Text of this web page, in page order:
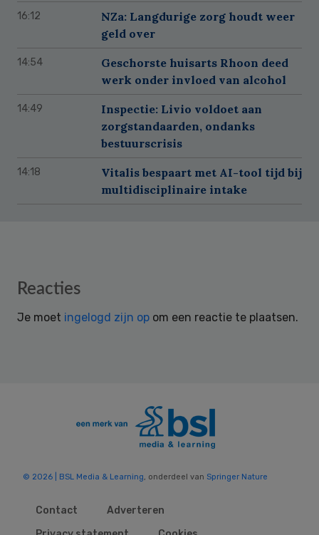
16:12
NZa: Langdurige zorg houdt weer
geld over
14:54
Geschorste huisarts Rhoon deed
werk onder invloed van alcohol
14:49
Inspectie: Livio voldoet aan
zorgstandaarden, ondanks
bestuurscrisis
14:18
Vitalis bespaart met AI-tool tijd bij
multidisciplinaire intake
Reader
Reacties
Je moet ingelogd zijn op om een reactie te plaatsen.
© 2026 | BSL Media & Learning , onderdeel van Springer Nature
Contact
Adverteren